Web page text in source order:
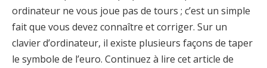
ordinateur ne vous joue pas de tours ; c’est un simple
fait que vous devez connaître et corriger. Sur un
clavier d’ordinateur, il existe plusieurs façons de taper
le symbole de l’euro. Continuez à lire cet article de